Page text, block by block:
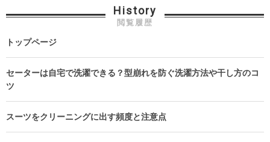
History
閲覧履歴
トップページ
セーターは自宅で洗濯できる？型崩れを防ぐ洗濯方法や干し方のコ
ツ
スーツをクリーニングに出す頻度と注意点